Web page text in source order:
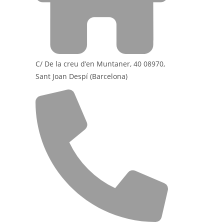
C/ De la creu d’en Muntaner, 40 08970,
Sant Joan Despí (Barcelona)